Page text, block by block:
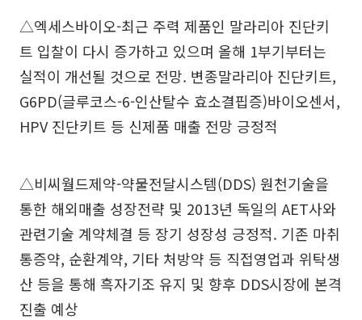
△엑세스바이오-최근 주력 제품인 말라리아 진단키
트 입찰이 다시 증가하고 있으며 올해 1부기부터는
실적이 개선될 것으로 전망. 변종말라리아 진단키트,
G6PD(글루코스-6-인산탈수 효소결핍증)바이오센서,
HPV 진단키트 등 신제품 매출 전망 긍정적
△비씨월드제약-약물전달시스템(DDS) 원천기술을
통한 해외매출 성장전략 및 2013년 독일의 AET사와
관련기술 계약체결 등 장기 성장성 긍정적. 기존 마취
통증약, 순환계약, 기타 처방약 등 직접영업과 위탁생
산 등을 통해 흑자기조 유지 및 향후 DDS시장에 본격
진출 예상